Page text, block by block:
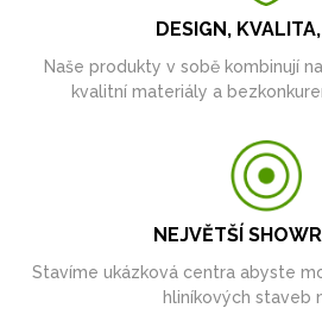
DESIGN,
Naše produkty v sobě kombinují
kvalitní materiály a
NEJVĚTŠÍ
Stavíme ukázková centra abyste
hliníkových staveb